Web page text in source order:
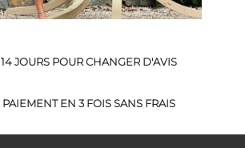
14 JOURS POUR CHANGER D'AVIS
PAIEMENT EN 3 FOIS SANS FRAIS